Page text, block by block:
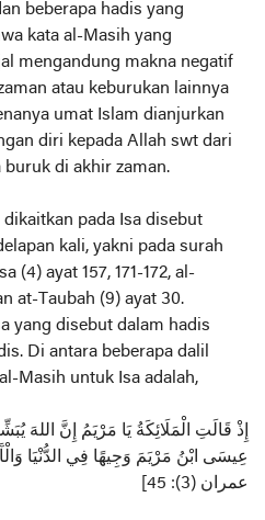
beberapa hadis yang
kata al-Masih yang
mengandung makna negatif
atau keburukan lainnya
umat Islam dianjurkan
diri kepada Allah swt dari
buruk di akhir zaman.
pada Isa disebut
kali, yakni pada surah
(4) ayat 157, 171-172, al-
at-Taubah (9) ayat 30.
yang disebut dalam hadis
Di antara beberapa dalil
Masih untuk Isa adalah,
إِذْ قَالَتِ الْمَلَائِكَةُ يَا مَرْيَمُ إِنَّ اللهَ
عِيسَى ابْنُ مَرْيَمَ وَجِيهًا فِي الدُّنْيَا
عمران (3): 45]